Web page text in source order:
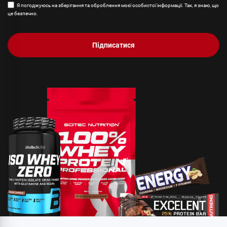
Я погоджуюсь на зберігання та оброблення моєї особистої інформації. Так, я знаю, що
це безпечно.
Підписатися